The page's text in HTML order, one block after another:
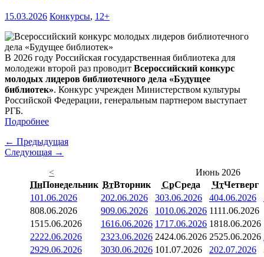
15.03.2026 Конкурсы, 12+
В 2026 году Российская государственная библиотека для
молодежи второй раз проводит Всероссийский конкурс
молодых лидеров библиотечного дела «Будущее
библиотек». Конкурс учрежден Министерством культуры
Российской Федерации, генеральным партнером выступает
РГБ.
Подробнее
← Предыдущая
Следующая →
<
Июнь 2026
ПнПонедельник ВтВторник СрСреда ЧтЧетверг
101.06.2026 202.06.2026 303.06.2026 404.06.2026
808.06.2026 909.06.2026 1010.06.2026 1111.06.2026
1515.06.2026 1616.06.2026 1717.06.2026 1818.06.2026
2222.06.2026 2323.06.2026 2424.06.2026 2525.06.2026
2929.06.2026 3030.06.2026 101.07.2026 202.07.2026